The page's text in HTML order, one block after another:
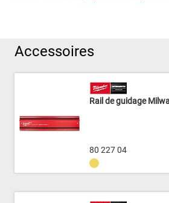
Accessoires
80 227 04
Rail de guidage